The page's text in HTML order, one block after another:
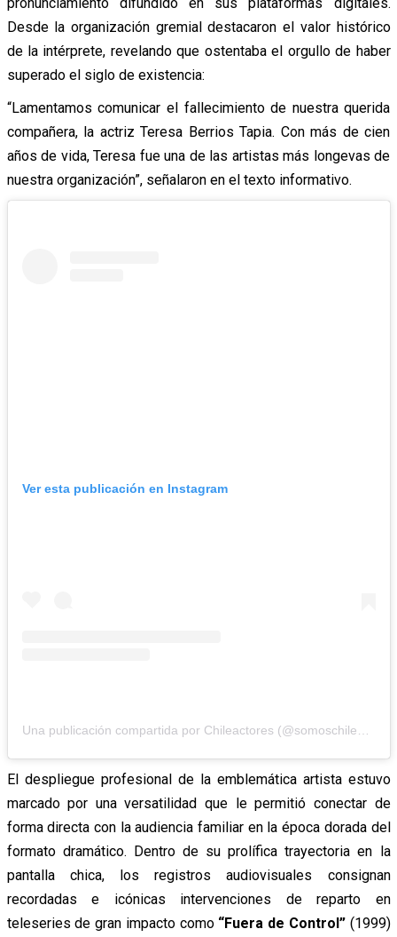
Desde la organización gremial destacaron el valor histórico
de la intérprete, revelando que ostentaba el orgullo de haber
superado el siglo de existencia:
“Lamentamos comunicar el fallecimiento de nuestra querida
compañera, la actriz Teresa Berrios Tapia. Con más de cien
años de vida, Teresa fue una de las artistas más longevas de
nuestra organización”, señalaron en el texto informativo.
Ver esta publicación en Instagram
Una publicación compartida por Chileactores (@somoschileactores)
El despliegue profesional de la emblemática artista estuvo
marcado por una versatilidad que le permitió conectar de
forma directa con la audiencia familiar en la época dorada del
formato dramático. Dentro de su prolífica trayectoria en la
pantalla chica, los registros audiovisuales consignan
recordadas e icónicas intervenciones de reparto en
teleseries de gran impacto como “Fuera de Control”(1999)